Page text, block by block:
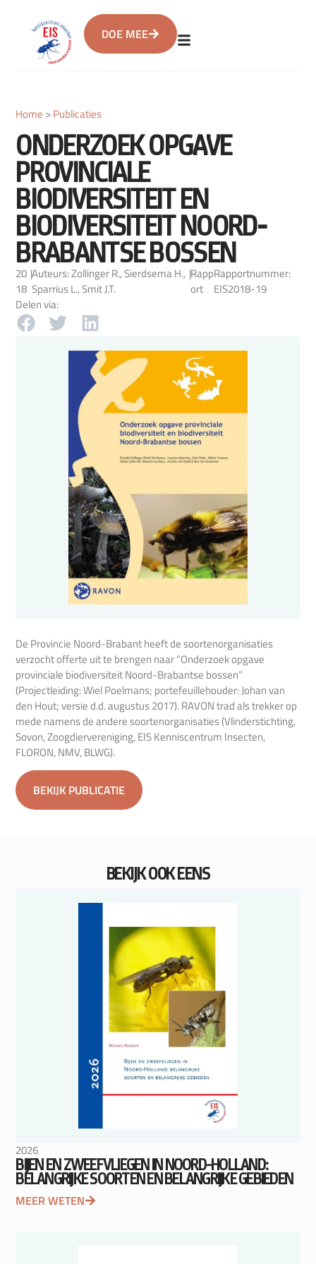
DOE MEE
Home >Publicaties
ONDERZOEK OPGAVE
PROVINCIALE
BIODIVERSITEIT EN
BIODIVERSITEIT NOORD-
BRABANTSE BOSSEN
20
18
|Auteurs: Zollinger R., Sierdsema H.,
Sparrius L., Smit J.T.
|Rapp
ort
Rapportnummer:
EIS2018-19
Delen via:
De Provincie Noord-Brabant heeft de soortenorganisaties
verzocht offerte uit te brengen naar “Onderzoek opgave
provinciale biodiversiteit Noord-Brabantse bossen”
(Projectleiding: Wiel Poelmans; portefeuillehouder: Johan van
den Hout; versie d.d. augustus 2017). RAVON trad als trekker op
mede namens de andere soortenorganisaties (Vlinderstichting,
Sovon, Zoogdiervereniging, EIS Kenniscentrum Insecten,
FLORON, NMV, BLWG).
BEKIJK PUBLICATIE
BEKIJK OOK EENS
2026
BIJEN EN ZWEEFVLIEGEN IN NOORD-HOLLAND:
BELANGRIJKE SOORTEN EN BELANGRIJKE GEBIEDEN
MEER WETEN